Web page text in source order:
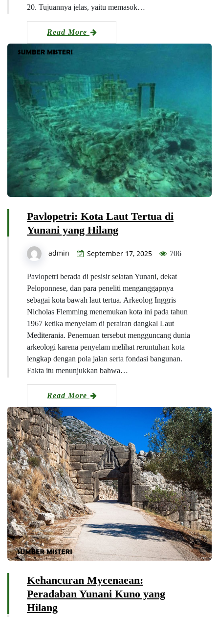
20. Tujuannya jelas, yaitu memasok…
Read More
Pavlopetri: Kota Laut Tertua di
Yunani yang Hilang
admin September 17, 2025 706
Pavlopetri berada di pesisir selatan Yunani, dekat
Peloponnese, dan para peneliti menganggapnya
sebagai kota bawah laut tertua. Arkeolog Inggris
Nicholas Flemming menemukan kota ini pada tahun
1967 ketika menyelam di perairan dangkal Laut
Mediterania. Penemuan tersebut mengguncang dunia
arkeologi karena penyelam melihat reruntuhan kota
lengkap dengan pola jalan serta fondasi bangunan.
Fakta itu menunjukkan bahwa…
Read More
Kehancuran Mycenaean:
Peradaban Yunani Kuno yang
Hilang